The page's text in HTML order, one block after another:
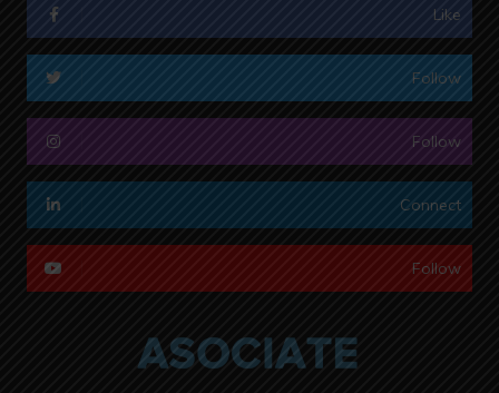
Like
Follow
Follow
Connect
Follow